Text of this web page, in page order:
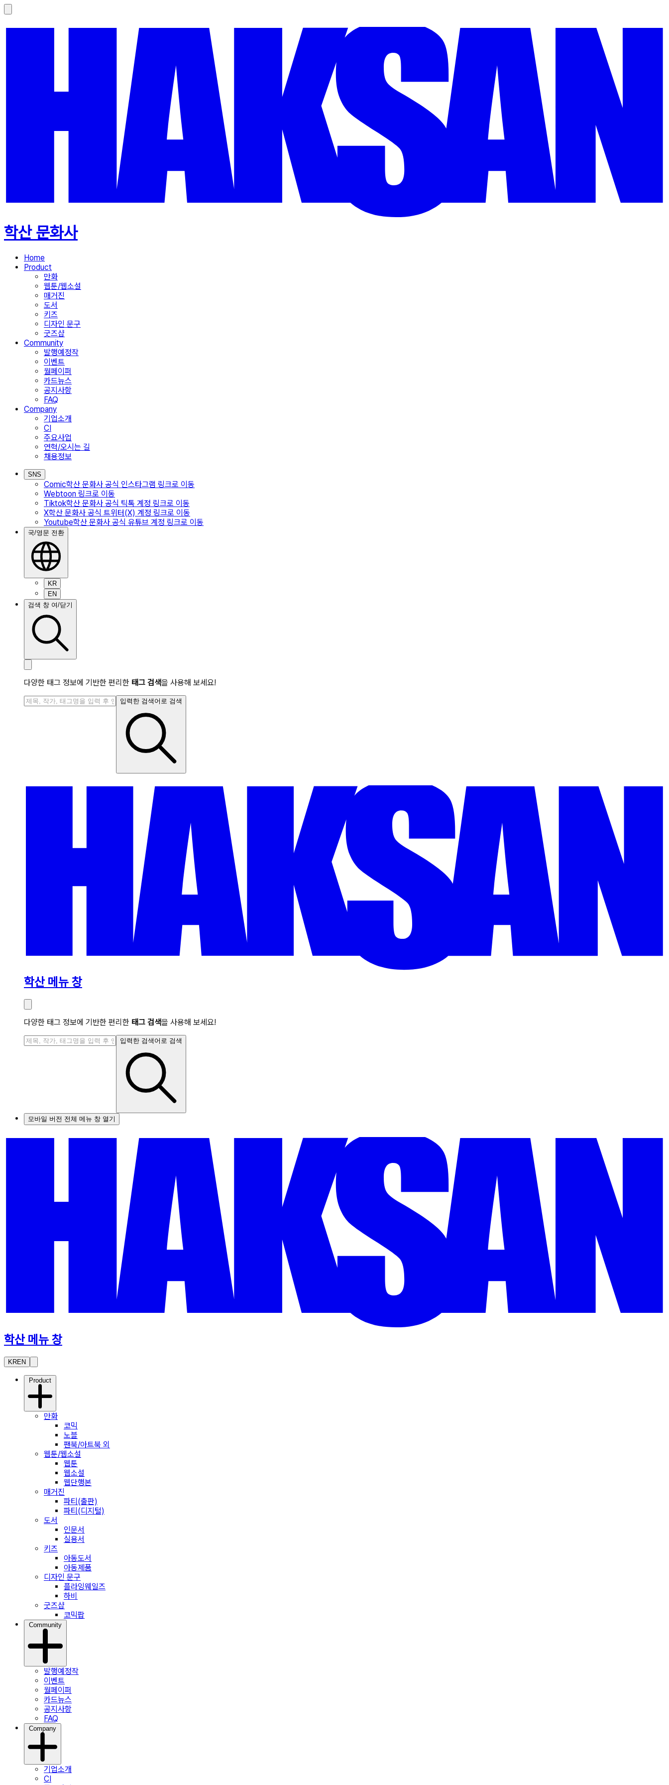
학산 문화사
Home
Product
만화
웹툰/웹소설
매거진
도서
키즈
디자인 문구
굿즈샵
Community
발행예정작
이벤트
월페이퍼
카드뉴스
공지사항
FAQ
Company
기업소개
CI
주요사업
연혁/오시는 길
채용정보
SNS
Comic학산 문화사 공식 인스타그램 링크로 이동
Webtoon 링크로 이동
Tiktok학산 문화사 공식 틱톡 계정 링크로 이동
X학산 문화사 공식 트위터(X) 계정 링크로 이동
Youtube학산 문화사 공식 유튜브 계정 링크로 이동
국/영문 전환
KR
EN
검색 창 여/닫기
다양한 태그 정보에 기반한 편리한 태그 검색을 사용해 보세요!
입력한 검색어로 검색
학산 메뉴 창
다양한 태그 정보에 기반한 편리한 태그 검색을 사용해 보세요!
입력한 검색어로 검색
모바일 버전 전체 메뉴 창 열기
학산 메뉴 창
KREN
Product
만화
코믹
노블
팬북/아트북 외
웹툰/웹소설
웹툰
웹소설
웹단행본
매거진
파티(출판)
파티(디지털)
도서
인문서
실용서
키즈
아동도서
아동제품
디자인 문구
플라잉웨일즈
하비
굿즈샵
코믹팝
Community
발행예정작
이벤트
월페이퍼
카드뉴스
공지사항
FAQ
Company
기업소개
CI